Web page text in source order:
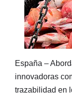
España –
innovadoras
trazabilidad en